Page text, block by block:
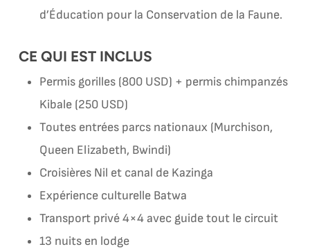
d’Éducation pour la Conservation de la Faune.
CE QUI EST INCLUS
Permis gorilles (800 USD) + permis chimpanzés
Kibale (250 USD)
Toutes entrées parcs nationaux (Murchison,
Queen Elizabeth, Bwindi)
Croisières Nil et canal de Kazinga
Expérience culturelle Batwa
Transport privé 4×4 avec guide tout le circuit
13 nuits en lodge